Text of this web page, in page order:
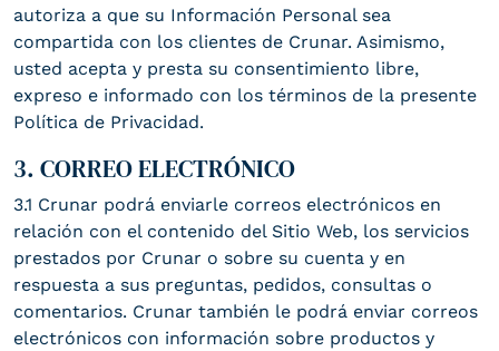
autoriza a que su Información Personal sea
compartida con los clientes de Crunar. Asimismo,
usted acepta y presta su consentimiento libre,
expreso e informado con los términos de la presente
Política de Privacidad.
3. CORREO ELECTRÓNICO
3.1 Crunar podrá enviarle correos electrónicos en
relación con el contenido del Sitio Web, los servicios
prestados por Crunar o sobre su cuenta y en
respuesta a sus preguntas, pedidos, consultas o
comentarios. Crunar también le podrá enviar correos
electrónicos con información sobre productos y